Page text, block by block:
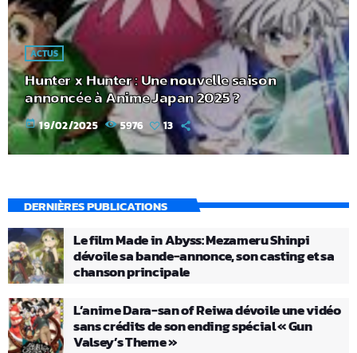
ACTUS
Hunter x Hunter : Une nouvelle saison
annoncée à Anime Japan 2025 ?
today 19/02/2025 5976 13
DERNIÈRES PUBLICATIONS
Le film Made in Abyss: Mezameru Shinpi
dévoile sa bande-annonce, son casting et sa
chanson principale
L’anime Dara-san of Reiwa dévoile une vidéo
sans crédits de son ending spécial « Gun
Valsey’s Theme »